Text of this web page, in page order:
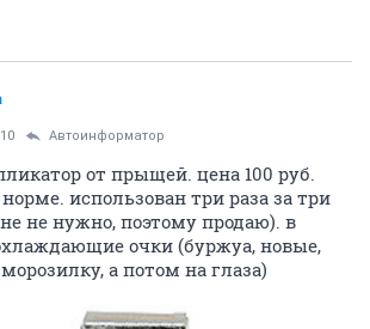
Автоинформатор
от прыщей. цена 100 руб.
использован три раза за три
не нужно, поэтому продаю). в
очки (буржуа, новые,
а потом на глаза)